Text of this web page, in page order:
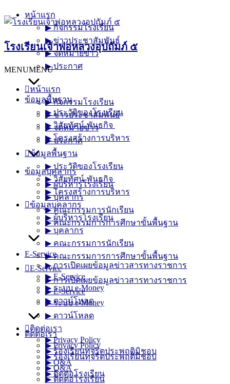
Skip
to
โรงเรียนเจ้าพ่อหลวงอุปถัมภ์ ๕
MENUMENU
หน้าแรก
▶︎ กิจกรรมโรงเรียน
▶︎ ข่าวประชาสัมพันธ์
▶︎ จดหมายข่าว
▶︎ ประกาศ
ข้อมูลพื้นฐาน
▶︎ ประวัติของโรงเรียน
▶︎ วิสัยทัศน์-พันธกิจ
▶︎ โครงสร้างการบริหาร
ข้อมูลบุคลากร
▶︎ ผู้บริหารโรงเรียน
▶︎ บุคลากร
▶︎ คณะกรรมการนักเรียน
▶︎ คณะกรรมการการศึกษาขั้นพื้นฐาน
E-Service
▶︎ การเปิดเผยข้อมูลข่าวสารทางราชการ
▶︎ E-Service
▶︎ ระบบ e-Money
▶︎ ดาวน์โหลด
ติดต่อเรา
▶︎ Privacy Policy
▶︎ ร้องเรียนทุจริตประพฤติมิชอบ
▶︎ Q&A
▶︎ ติดต่อโรงเรียน
หน้าแรก
▶︎ กิจกรรมโรงเรียน
▶︎ ข่าวประชาสัมพันธ์
▶︎ จดหมายข่าว
▶︎ ประกาศ
ข้อมูลพื้นฐาน
▶︎ ประวัติของโรงเรียน
▶︎ วิสัยทัศน์-พันธกิจ
▶︎ โครงสร้างการบริหาร
ข้อมูลบุคลากร
▶︎ ผู้บริหารโรงเรียน
▶︎ บุคลากร
▶︎ คณะกรรมการนักเรียน
▶︎ คณะกรรมการการศึกษาขั้นพื้นฐาน
E-Service
▶︎ การเปิดเผยข้อมูลข่าวสารทางราชการ
▶︎ E-Service
▶︎ ระบบ e-Money
▶︎ ดาวน์โหลด
ติดต่อเรา
▶︎ Privacy Policy
▶︎ ร้องเรียนทุจริตประพฤติมิชอบ
▶︎ Q&A
▶︎ ติดต่อโรงเรียน